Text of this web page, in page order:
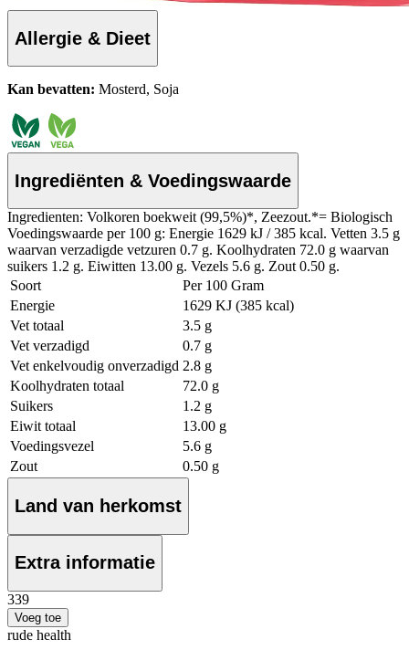
Allergie & Dieet
Kan bevatten: Mosterd, Soja
Ingrediënten & Voedingswaarde
Ingredienten: Volkoren boekweit (99,5%)*, Zeezout.*= Biologisch
Voedingswaarde per 100 g: Energie 1629 kJ / 385 kcal. Vetten 3.5 g
waarvan verzadigde vetzuren 0.7 g. Koolhydraten 72.0 g waarvan
suikers 1.2 g. Eiwitten 13.00 g. Vezels 5.6 g. Zout 0.50 g.
Soort
Per 100 Gram
Energie
1629 KJ (385 kcal)
Vet totaal
3.5 g
Vet verzadigd
0.7 g
Vet enkelvoudig onverzadigd 2.8 g
Koolhydraten totaal
72.0 g
Suikers
1.2 g
Eiwit totaal
13.00 g
Voedingsvezel
5.6 g
Zout
0.50 g
Land van herkomst
Extra informatie
339
Voeg toe
rude health